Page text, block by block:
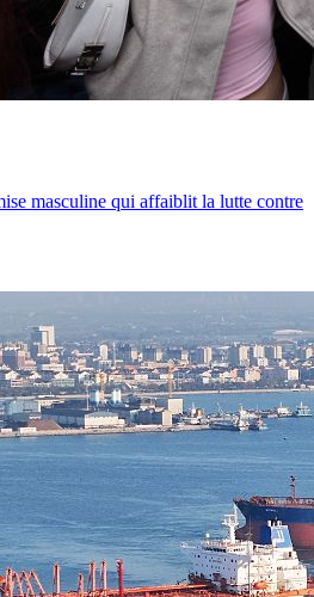
masculine qui affaiblit la lutte contre